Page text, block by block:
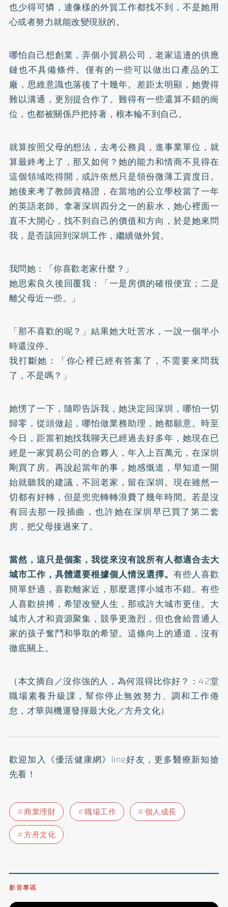
也少得可憐，連像樣的外貿工作都找不到，不是她用
心或者努力就能改變現狀的。
哪怕自己想創業，弄個小貿易公司，老家這邊的供應
鏈也不具備條件。僅有的一些可以做出口產品的工
廠，思維意識也落後了十幾年。差距太明顯，她覺得
難以溝通，更別提合作了。難得有一些還算不錯的崗
位，也都被關係戶把持著，根本輪不到自己。
就算按照父母的想法，去考公務員，進事業單位，就
算最終考上了，那又如何？她的能力和情商不見得在
這個領域吃得開，或許依然只是領份微薄工資度日。
她後來考了教師資格證，在當地的公立學校當了一年
的英語老師。拿著深圳四分之一的薪水，她心裡面一
直不大開心，找不到自己的價值和方向，於是她來問
我，是否該回到深圳工作，繼續做外貿。
我問她：「你喜歡老家什麼？」
她思索良久後回覆我：「一是房價的確很便宜；二是
離父母近一些。」
「那不喜歡的呢？」結果她大吐苦水，一說一個半小
時還沒停。
我打斷她：「你心裡已經有答案了，不需要來問我
了，不是嗎？」
她愣了一下，隨即告訴我，她決定回深圳，哪怕一切
歸零，從頭做起，哪怕做業務助理，她都願意。時至
今日，距當初她找我聊天已經過去好多年，她現在已
經是一家貿易公司的合夥人，年入上百萬元，在深圳
剛買了房。再說起當年的事，她感慨道，早知道一開
始就聽我的建議，不回老家，留在深圳。現在雖然一
切都有好轉，但是兜兜轉轉浪費了幾年時間。若是沒
有回去那一段插曲，也許她在深圳早已買了第二套
房，把父母接過來了。
當然，這只是個案，我從來沒有說所有人都適合去大
城市工作，具體還要根據個人情況選擇。 有些人喜歡
簡單舒適，喜歡離家近，那麼選擇小城市不錯。有些
人喜歡拚搏，希望改變人生，那或許大城市更佳。大
城市人才和資源聚集，競爭更激烈，但也會給普通人
家的孩子奮鬥和爭取的希望。這條向上的通道，沒有
徹底關上。
（本文摘自／沒你強的人，為何混得比你好？：42堂
職場素養升級課，幫你停止無效努力、調和工作倦
怠，才華與機運發揮最大化／方舟文化）
歡迎加入 《優活健康網》line好友 ，更多醫療新知搶
先看！
商業理財 職場工作
個人成長
方舟文化
影音專區